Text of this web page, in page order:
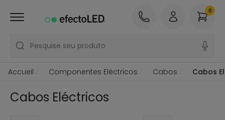
Pesquise seu produto
0
Accueil Componentes Eléctricos Cabos Cabos
Cabos Eléctricos